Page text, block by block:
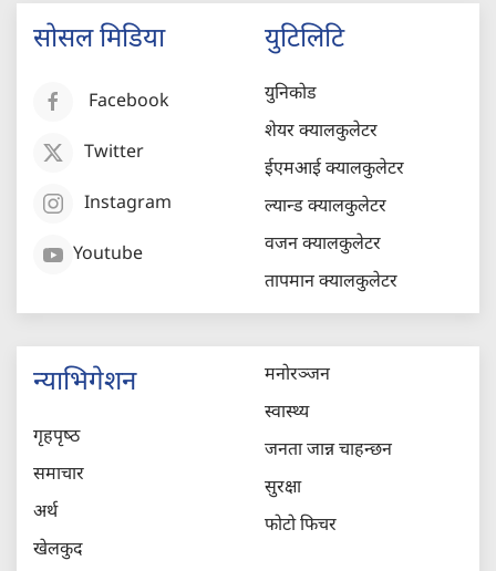
सोसल मिडिया
Facebook
Twitter
Instagram
Youtube
युटिलिटि
युनिकोड
शेयर क्यालकुलेटर
ईएमआई क्यालकुलेटर
ल्यान्ड क्यालकुलेटर
वजन क्यालकुलेटर
तापमान क्यालकुलेटर
न्याभिगेशन
गृहपृष्‍ठ
समाचार
अर्थ
खेलकुद
मनोरञ्जन
स्वास्थ्य
जनता जान्न चाहन्छन
सुरक्षा
फोटो फिचर